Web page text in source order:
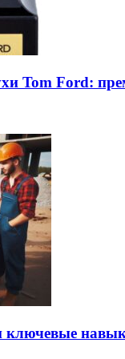
Tom Ford:
ключевые